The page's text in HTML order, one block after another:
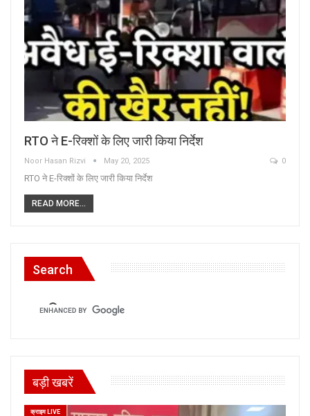
RTO ने E-रिक्शों के लिए जारी किया निर्देश
Noor Hasan Rizvi May 20, 2025 0
RTO ने E-रिक्शों के लिए जारी किया निर्देश
READ MORE...
Search
बड़ी खबरें
क्राइम LIVE